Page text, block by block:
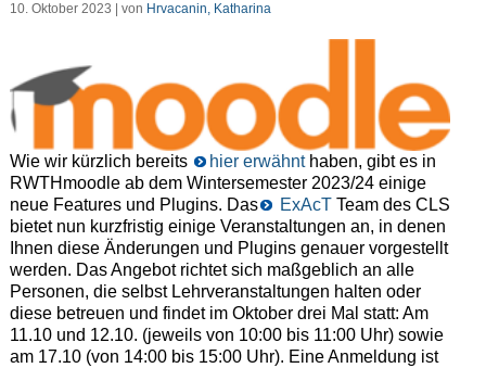
10. Oktober 2023 | von Hrvacanin, Katharina
Wie wir kürzlich bereits hier erwähnt haben, gibt es in
RWTHmoodle ab dem Wintersemester 2023/24 einige
neue Features und Plugins. Das
ExAcTTeam des CLS
bietet nun kurzfristig einige Veranstaltungen an, in denen
Ihnen diese Änderungen und Plugins genauer vorgestellt
werden. Das Angebot richtet sich maßgeblich an alle
Personen, die selbst Lehrveranstaltungen halten oder
diese betreuen und findet im Oktober drei Mal statt: Am
11.10 und 12.10. (jeweils von 10:00 bis 11:00 Uhr) sowie
am 17.10 (von 14:00 bis 15:00 Uhr). Eine Anmeldung ist